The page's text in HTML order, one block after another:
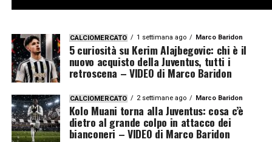
CALCIOMERCATO 1 settimana ago Marco Baridon
5 curiosità su Kerim Alajbegovic: chi è il
nuovo acquisto della Juventus, tutti i
retroscena – VIDEO di Marco Baridon
CALCIOMERCATO 2 settimane ago Marco Baridon
Kolo Muani torna alla Juventus: cosa c’è
dietro al grande colpo in attacco dei
bianconeri – VIDEO di Marco Baridon